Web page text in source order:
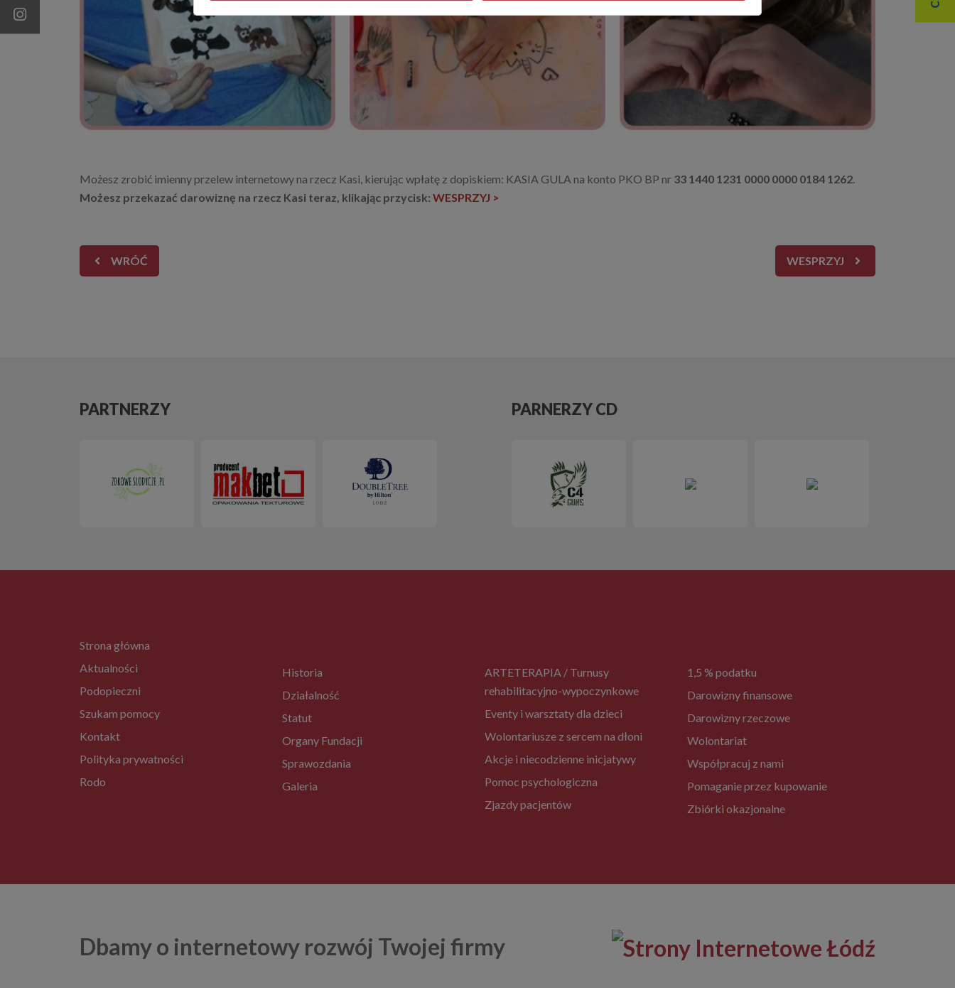
Możesz zrobić imienny przelew internetowy na rzecz Kasi, kierując wpłatę z dopiskiem: KASIA GULA na konto PKO BP nr 33 1440 1231 0000 0000 0184 1262.
Możesz przekazać darowiznę na rzecz Kasi teraz, klikając przycisk: WESPRZYJ >
WRÓĆ WESPRZYJ
PARTNERZY PARNERZY CD
Strona główna
Aktualności
Podopieczni
Szukam pomocy
Kontakt
Polityka prywatności
Rodo
Historia
Działalność
Statut
Organy Fundacji
Sprawozdania
Galeria
ARTETERAPIA / Turnusy
rehabilitacyjno-wypoczynkowe
Eventy i warsztaty dla dzieci
Wolontariusze z sercem na dłoni
Akcje i niecodzienne inicjatywy
Pomoc psychologiczna
Zjazdy pacjentów
1,5 % podatku
Darowizny finansowe
Darowizny rzeczowe
Wolontariat
Współpracuj z nami
Pomaganie przez kupowanie
Zbiórki okazjonalne
Dbamy o internetowy rozwój Twojej firmy